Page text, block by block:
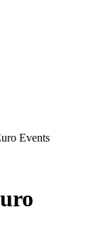
Events